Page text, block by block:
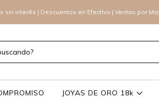
sin interés | Descuentos en Efectivo | Ventas por
JOYAS DE ORO 18k